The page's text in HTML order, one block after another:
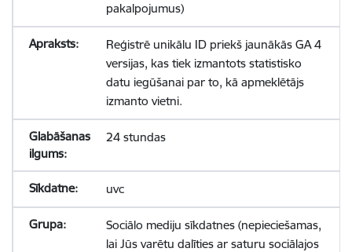
pakalpojumus)
Reģistrē unikālu ID priekš jaunākās GA 4
versijas, kas tiek izmantots statistisko
datu iegūšanai par to, kā apmeklētājs
izmanto vietni.
24 stundas
uvc
Sociālo mediju sīkdatnes (nepieciešamas,
lai Jūs varētu dalīties ar saturu sociālajos